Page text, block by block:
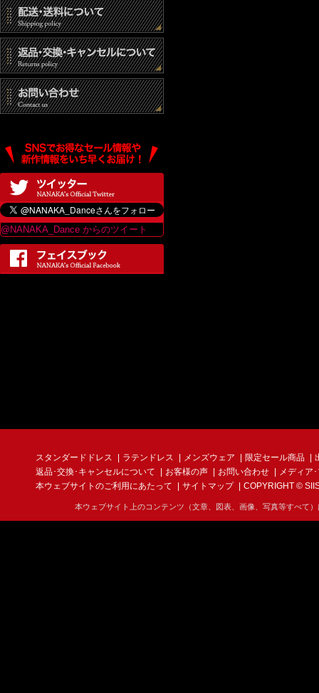
@NANAKA_Dance からのツイート
スタンダードドレス ラテンドレス メンズウェア 限定セール商品
返品･交換･キャンセルについて
お客様の声 お問い合わせ
メディア
本ウェブサイトのご利用にあたって
サイトマップ COPYRIGHT ©
本ウェブサイト上のコンテンツ（文章、図表、画像、写真等すべて